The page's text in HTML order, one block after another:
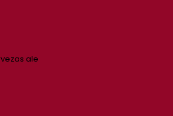
ale